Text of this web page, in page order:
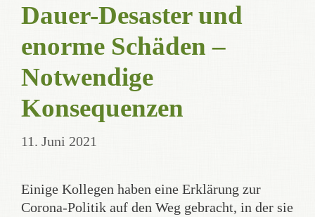
Dauer-Desaster und
enorme Schäden –
Notwendige
Konsequenzen
11. Juni 2021
Einige Kollegen haben eine Erklärung zur
Corona-Politik auf den Weg gebracht, in der sie